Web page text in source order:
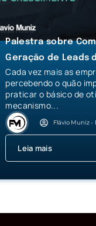
Palestra sobre
Geração de Leads
Cada vez mais as
percebendo o quão
praticar o básico de
mecanismo...
Flávio Muniz -
Leia mais